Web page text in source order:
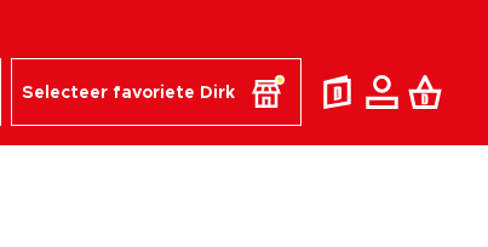
Selecteer favoriete Dirk